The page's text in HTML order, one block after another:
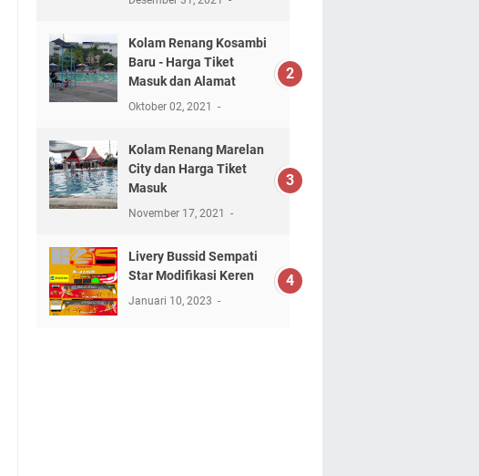
Kolam Renang Kosambi
Baru - Harga Tiket
Masuk dan Alamat
Oktober 02, 2021
Kolam Renang Marelan
City dan Harga Tiket
Masuk
November 17, 2021
Livery Bussid Sempati
Star Modifikasi Keren
Januari 10, 2023